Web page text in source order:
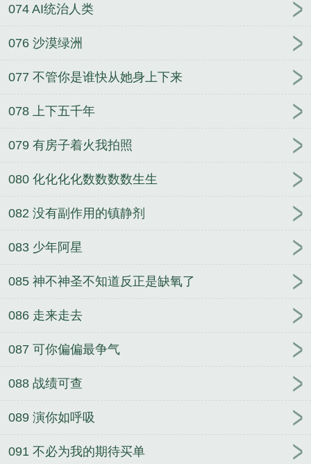
074 AI统治人类
076 沙漠绿洲
077 不管你是谁快从她身上下来
078 上下五千年
079 有房子着火我拍照
080 化化化化数数数数生生
082 没有副作用的镇静剂
083 少年阿星
085 神不神圣不知道反正是缺氧了
086 走来走去
087 可你偏偏最争气
088 战绩可查
089 演你如呼吸
091 不必为我的期待买单